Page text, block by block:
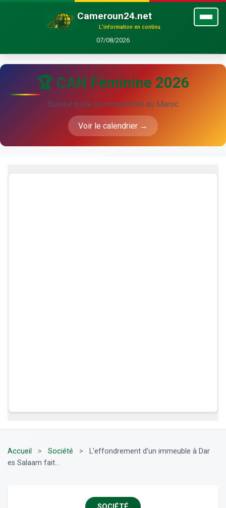
Cameroun24.net
L'information en continu
07/08/2026
🏆 CAN Féminine 2026
Suivez toute la compétition au Maroc
Voir le calendrier →
Accueil > Société >
L'effondrement d'un immeuble à Dar
es Salaam fait...